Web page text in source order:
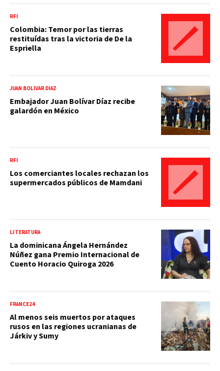
RFI
Colombia: Temor por las tierras
restituídas tras la victoria de De la
Espriella
JUAN BOLÍVAR DÍAZ
Embajador Juan Bolívar Díaz recibe
galardón en México
RFI
Los comerciantes locales rechazan los
supermercados públicos de Mamdani
LITERATURA
La dominicana Ángela Hernández
Núñez gana Premio Internacional de
Cuento Horacio Quiroga 2026
FRANCE24
Al menos seis muertos por ataques
rusos en las regiones ucranianas de
Járkiv y Sumy